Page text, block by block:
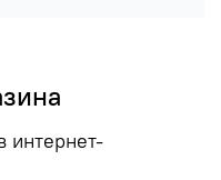
интернет-